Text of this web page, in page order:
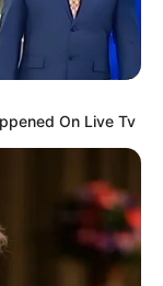
On Live Tv